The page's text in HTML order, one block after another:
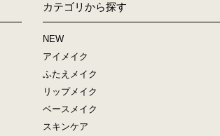
カテゴリから探す
NEW
アイメイク
ふたえメイク
リップメイク
ベースメイク
スキンケア